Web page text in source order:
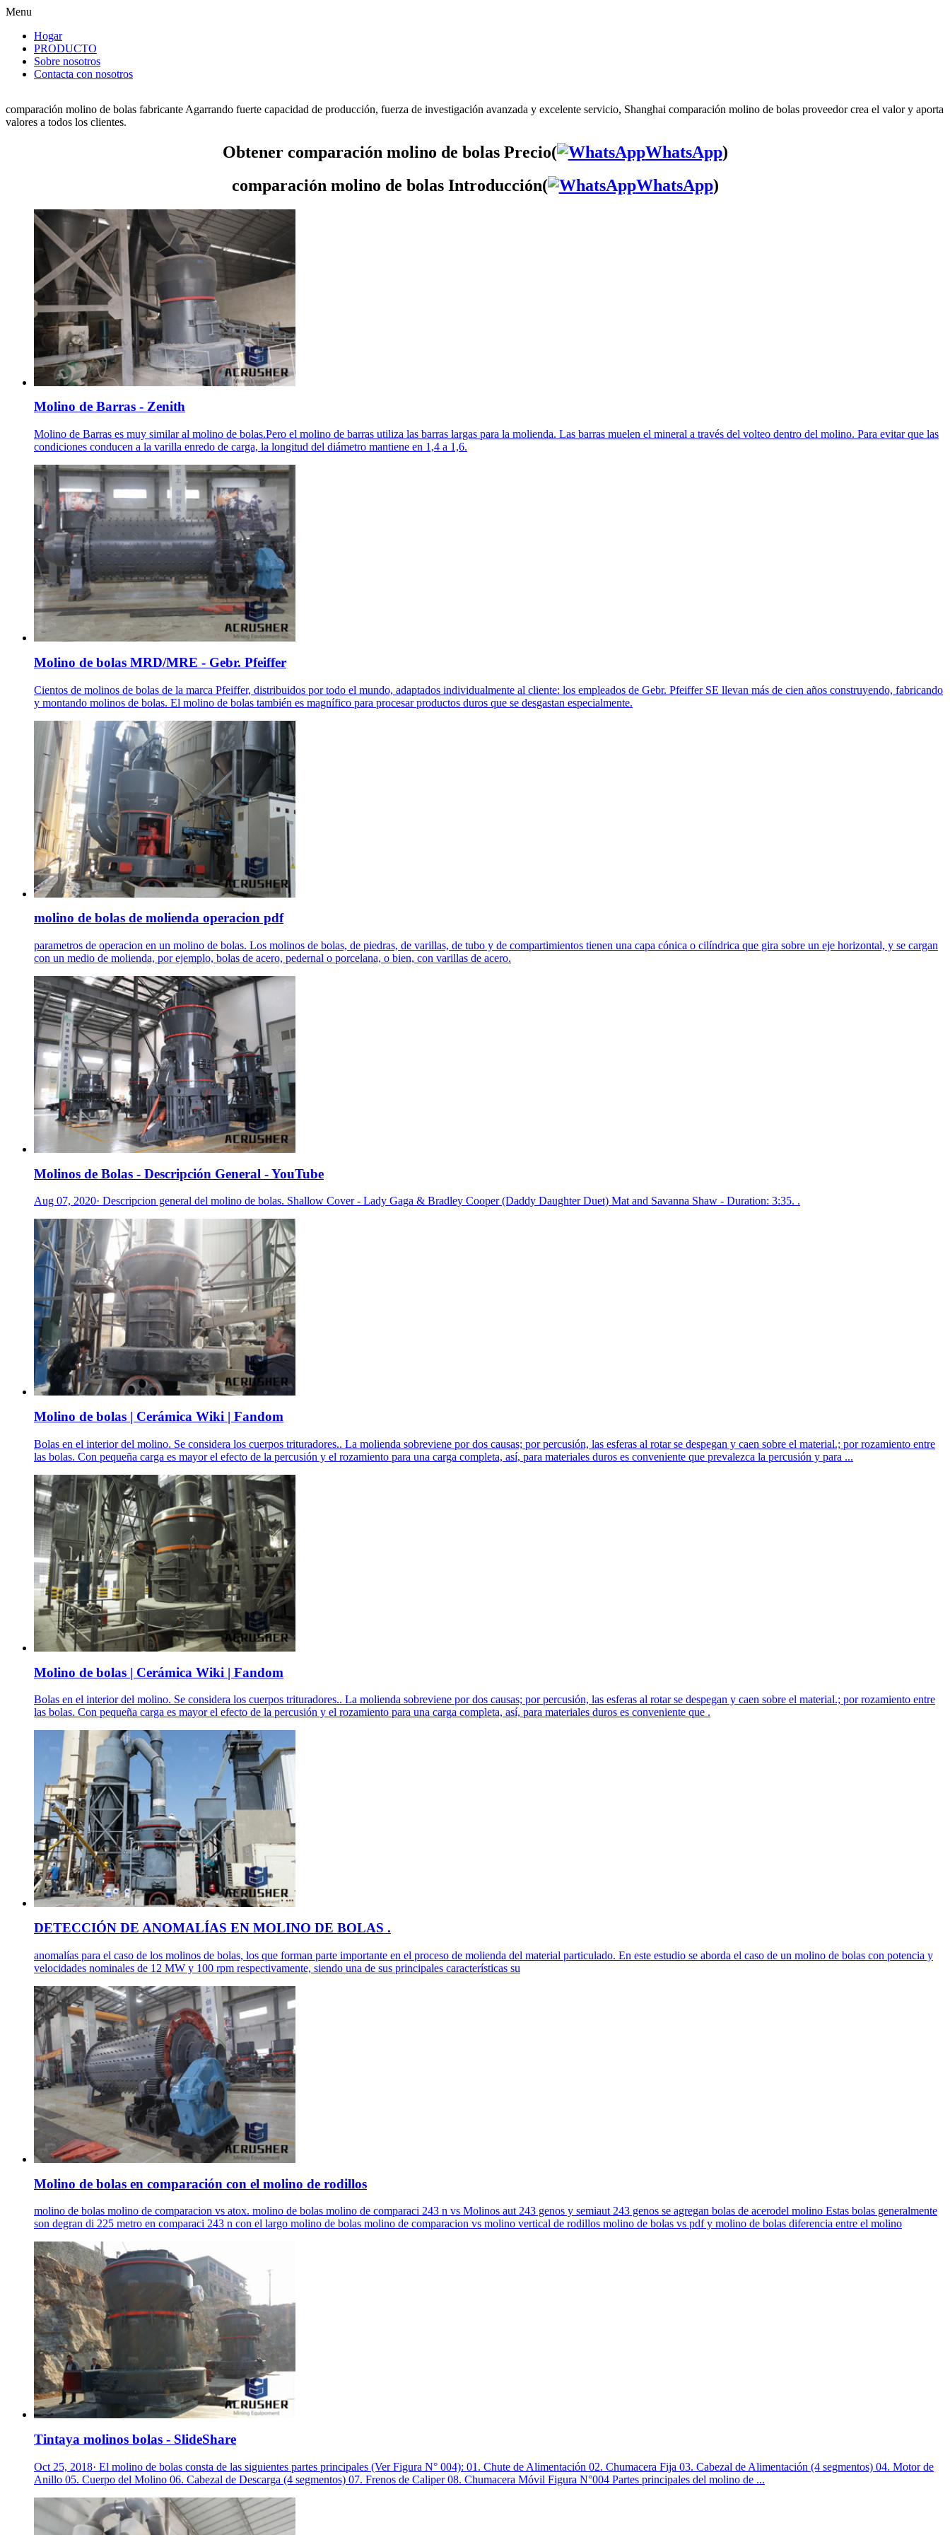
Menu
Hogar
PRODUCTO
Sobre nosotros
Contacta con nosotros
comparación molino de bolas fabricante Agarrando fuerte capacidad de producción, fuerza de investigación avanzada y excelente servicio, Shanghai comparación molino de bolas proveedor crea el valor y aporta
valores a todos los clientes.
Obtener comparación molino de bolas Precio( WhatsApp)
comparación molino de bolas Introducción(
WhatsApp)
Molino de Barras - Zenith
Molino de Barras es muy similar al molino de bolas.Pero el molino de barras utiliza las barras largas para la molienda. Las barras muelen el mineral a través del volteo dentro del molino. Para evitar que las
condiciones conducen a la varilla enredo de carga, la longitud del diámetro mantiene en 1,4 a 1,6.
Molino de bolas MRD/MRE - Gebr. Pfeiffer
Cientos de molinos de bolas de la marca Pfeiffer, distribuidos por todo el mundo, adaptados individualmente al cliente: los empleados de Gebr. Pfeiffer SE llevan más de cien años construyendo, fabricando
y montando molinos de bolas. El molino de bolas también es magnífico para procesar productos duros que se desgastan especialmente.
molino de bolas de molienda operacion pdf
parametros de operacion en un molino de bolas. Los molinos de bolas, de piedras, de varillas, de tubo y de compartimientos tienen una capa cónica o cilíndrica que gira sobre un eje horizontal, y se cargan
con un medio de molienda, por ejemplo, bolas de acero, pedernal o porcelana, o bien, con varillas de acero.
Molinos de Bolas - Descripción General - YouTube
Aug 07, 2020· Descripcion general del molino de bolas. Shallow Cover - Lady Gaga & Bradley Cooper (Daddy Daughter Duet) Mat and Savanna Shaw - Duration: 3:35. .
Molino de bolas | Cerámica Wiki | Fandom
Bolas en el interior del molino. Se considera los cuerpos trituradores.. La molienda sobreviene por dos causas; por percusión, las esferas al rotar se despegan y caen sobre el material.; por rozamiento entre
las bolas. Con pequeña carga es mayor el efecto de la percusión y el rozamiento para una carga completa, así, para materiales duros es conveniente que prevalezca la percusión y para ...
Molino de bolas | Cerámica Wiki | Fandom
Bolas en el interior del molino. Se considera los cuerpos trituradores.. La molienda sobreviene por dos causas; por percusión, las esferas al rotar se despegan y caen sobre el material.; por rozamiento entre
las bolas. Con pequeña carga es mayor el efecto de la percusión y el rozamiento para una carga completa, así, para materiales duros es conveniente que .
DETECCIÓN DE ANOMALÍAS EN MOLINO DE BOLAS .
anomalías para el caso de los molinos de bolas, los que forman parte importante en el proceso de molienda del material particulado. En este estudio se aborda el caso de un molino de bolas con potencia y
velocidades nominales de 12 MW y 100 rpm respectivamente, siendo una de sus principales características su
Molino de bolas en comparación con el molino de rodillos
molino de bolas molino de comparacion vs atox. molino de bolas molino de comparaci 243 n vs Molinos aut 243 genos y semiaut 243 genos se agregan bolas de acerodel molino Estas bolas generalmente
son degran di 225 metro en comparaci 243 n con el largo molino de bolas molino de comparacion vs molino vertical de rodillos molino de bolas vs pdf y molino de bolas diferencia entre el molino
Tintaya molinos bolas - SlideShare
Oct 25, 2018· El molino de bolas consta de las siguientes partes principales (Ver Figura N° 004): 01. Chute de Alimentación 02. Chumacera Fija 03. Cabezal de Alimentación (4 segmentos) 04. Motor de
Anillo 05. Cuerpo del Molino 06. Cabezal de Descarga (4 segmentos) 07. Frenos de Caliper 08. Chumacera Móvil Figura N°004 Partes principales del molino de ...